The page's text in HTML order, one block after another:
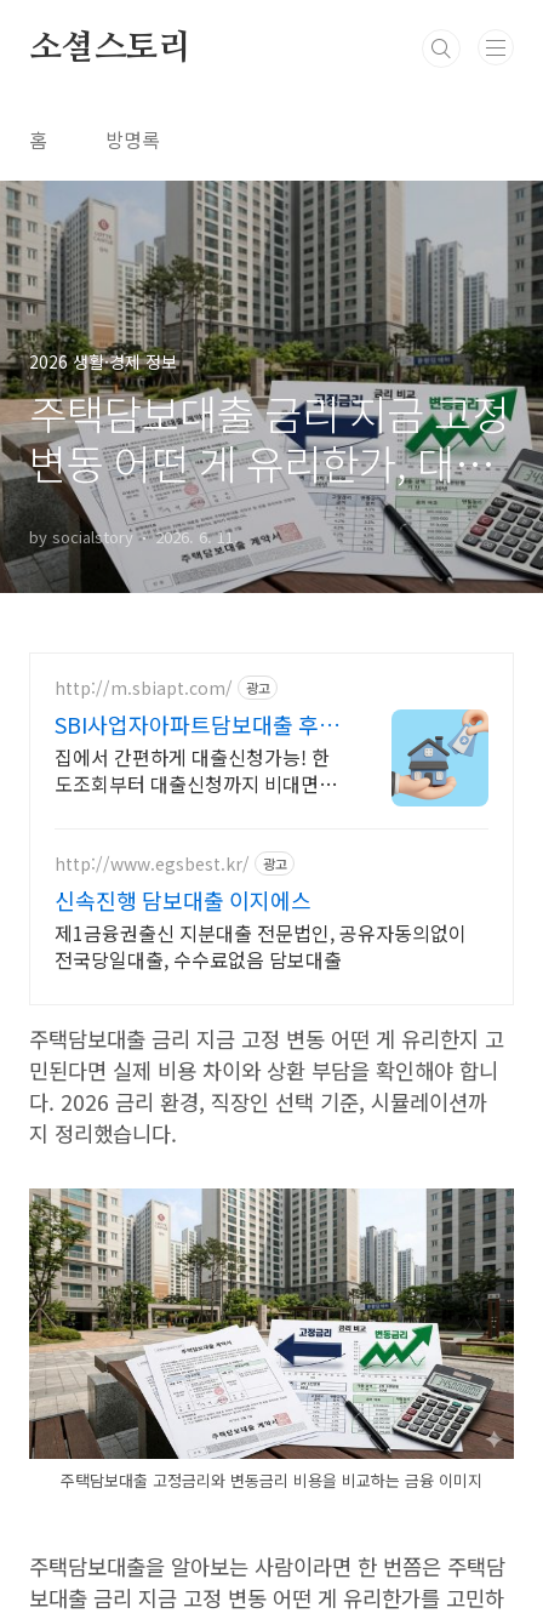
소셜스토리
홈 방명록
2026 생활·경제 정보
주택담보대출 금리 지금 고정
변동 어떤 게 유리한가, 대출
전 반드시 체크해야 할 선택
기준
by socialstory 2026. 6. 11.
http://m.sbiapt.com/ 광고
SBI사업자아파트담보대출 후순
위담보대출 최대 한도는?
집에서 간편하게 대출신청가능! 한
도조회부터 대출신청까지 비대면으
http://www.egsbest.kr/ 광고
신속진행 담보대출 이지에스
제1금융권출신 지분대출 전문법인, 공유자동의없이
전국당일대출, 수수료없음 담보대출
주택담보대출 금리 지금 고정 변동 어떤 게 유리한지 고
민된다면 실제 비용 차이와 상환 부담을 확인해야 합니
다. 2026 금리 환경, 직장인 선택 기준, 시뮬레이션까
지 정리했습니다.
주택담보대출 고정금리와 변동금리 비용을 비교하는 금융 이미지
주택담보대출을 알아보는 사람이라면 한 번쯤은 주택담
보대출 금리 지금 고정 변동 어떤 게 유리한가를 고민하